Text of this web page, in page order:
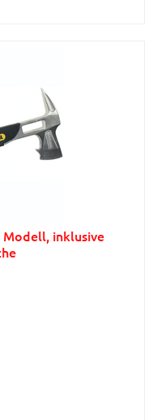
Modell, inklusive